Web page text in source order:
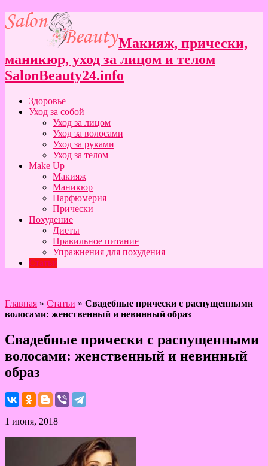
Макияж, прически,
маникюр, уход за лицом и телом
SalonBeauty24.info
Здоровье
Уход за собой
Уход за лицом
Уход за волосами
Уход за руками
Уход за телом
Make Up
Макияж
Маникюр
Парфюмерия
Прически
Похудение
Диеты
Правильное питание
Упражнения для похудения
Статьи
Главная » Статьи » Свадебные прически с распущенными
волосами: женственный и невинный образ
Свадебные прически с распущенными
волосами: женственный и невинный
образ
1 июня, 2018